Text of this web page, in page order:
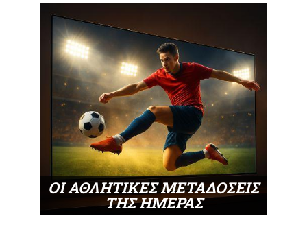
ΟΙ ΑΘΛΗΤΙΚΕΣ ΜΕΤΑΔΟΣΕΙΣ
ΤΗΣ ΗΜΕΡΑΣ